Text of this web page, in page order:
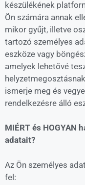
készülékének
Ön számára annak
mikor gyűjt, illetve
tartozó személyes
eszköze vagy
amelyek lehetővé
ismerje meg és
rendelkezésre álló
MIÉRT és HOGYAN
adatait?
Az Ön személyes
fel: